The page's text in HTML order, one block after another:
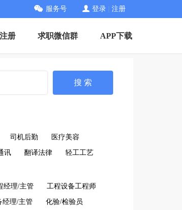
服务号 登录 注册
册 求职微信群 APP下载
搜 索
司机后勤 医疗美容
讯 翻译法律 轻工工艺
经理/主管 工程设备工程师
经理/主管 化验/检验员